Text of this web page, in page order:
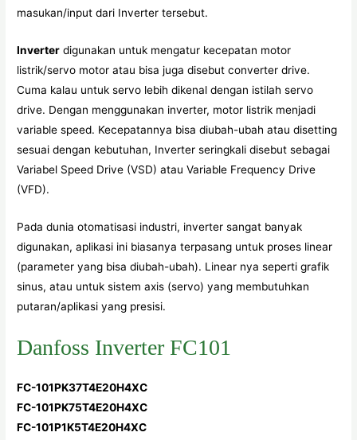
masukan/input dari Inverter tersebut.
Inverter digunakan untuk mengatur kecepatan motor
listrik/servo motor atau bisa juga disebut converter drive.
Cuma kalau untuk servo lebih dikenal dengan istilah servo
drive. Dengan menggunakan inverter, motor listrik menjadi
variable speed. Kecepatannya bisa diubah-ubah atau disetting
sesuai dengan kebutuhan, Inverter seringkali disebut sebagai
Variabel Speed Drive (VSD) atau Variable Frequency Drive
(VFD).
Pada dunia otomatisasi industri, inverter sangat banyak
digunakan, aplikasi ini biasanya terpasang untuk proses linear
(parameter yang bisa diubah-ubah). Linear nya seperti grafik
sinus, atau untuk sistem axis (servo) yang membutuhkan
putaran/aplikasi yang presisi.
Danfoss Inverter FC101
FC-101PK37T4E20H4XC
FC-101PK75T4E20H4XC
FC-101P1K5T4E20H4XC